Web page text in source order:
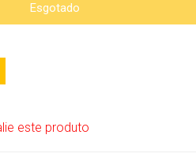
Esgotado
este produto